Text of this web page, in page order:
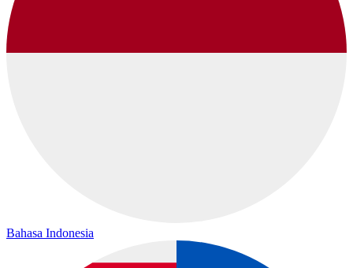
Bahasa Indonesia